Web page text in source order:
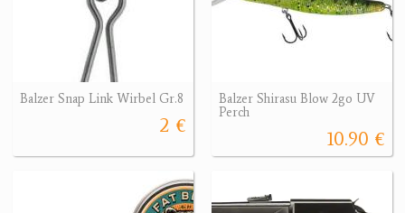
Balzer Snap Link Wirbel Gr.8
2 €
Balzer Shirasu Blow 2go UV
Perch
10.90 €